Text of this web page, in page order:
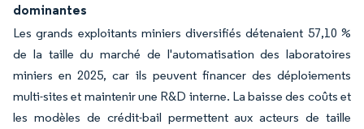
dominantes
Les grands exploitants miniers diversifiés détenaient 57,10 %
de la taille du marché de l'automatisation des laboratoires
miniers en 2025, car ils peuvent financer des déploiements
multi-sites et maintenir une R&D interne. La baisse des coûts et
les modèles de crédit-bail permettent aux acteurs de taille